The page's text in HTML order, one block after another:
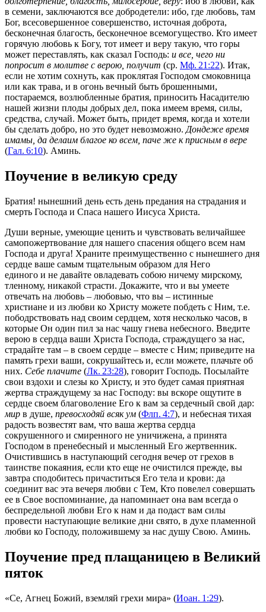
в семени, заключаются все добродетели: ибо, где любовь, там
Бог, всесовершенное совершенство, источная доброта,
бесконечная благость, бесконечное всемогущество. Кто имеет
горячую любовь к Богу, тот имеет и веру такую, что горы
может переставлять, как сказал Господь: и все, чего ни
попросит в молитве с верою, получит (ср. Мф. 21:22). Итак,
если не хотим сохнуть, как проклятая Господом смоковница
или как трава, и в огонь вечный быть брошенными,
постараемся, возлюбленные братия, приносить Насадителю
нашей жизни плоды добрых дел, пока имеем время, силы,
средства, случай. Может быть, придет время, когда и хотели
бы сделать добро, но это будет невозможно. Дондеже время
имамы, да делаим благое ко всем, паче же к присным в вере
(Гал. 6:10). Аминь.
Поучение в великую среду
Братия! нынешний день есть день предания на страдания и
смерть Господа и Спаса нашего Иисуса Христа.
Души верные, умеющие ценить и чувствовать величайшее
самопожертвование для нашего спасения общего всем нам
Господа и друга! Храните преимущественно с нынешнего дня
сердце ваше самым тщательным образом для Него
единого и не давайте овладевать собою ничему мирскому,
тленному, никакой страсти. Докажите, что и вы умеете
отвечать на любовь – любовью, что вы – истинные
христиане и из любви ко Христу можете побдеть с Ним, т.е.
пободрствовать над своим сердцем, хотя несколько часов, в
которые Он один пил за нас чашу гнева небесного. Введите
верою в сердца ваши Христа Господа, страждущего за нас,
страдайте там – в своем сердце – вместе с Ним; приведите на
память грехи ваши, сокрушайтесь и, если можете, плачьте об
них. Себе плачите (Лк. 23:28), говорит Господь. Посылайте
свои вздохи и слезы ко Христу, и это будет самая приятная
жертва страждущему за нас Господу: вы вскоре ощутите в
сердце своем благоволение Его к вам за сердечный свой дар:
мир в душе, превосходяй всяк ум (Флп. 4:7), и небесная тихая
радость возвестят вам, что ваша жертва сердца
сокрушенного и смиренного не уничижена, а принята
Господом в пренебесный и мысленный Его жертвенник.
Очистившись в наступающий сегодня вечер от грехов в
таинстве покаяния, если кто еще не очистился прежде, вы
завтра сподобитесь причаститься Его тела и крови: да
соединит вас эта вечеря любви с Тем, Кто повелел совершать
ее в Свое воспоминание, да напоминает она вам всегда о
беспредельной любви Его к нам и да подаст вам силы
провести наступающие великие дни свято, в духе пламенной
любви ко Господу, положившему за нас душу Свою. Аминь.
Поучение пред плащаницею в Великий
пяток
«Се, Агнец Божий, вземляй грехи мира» (Иоан. 1:29).